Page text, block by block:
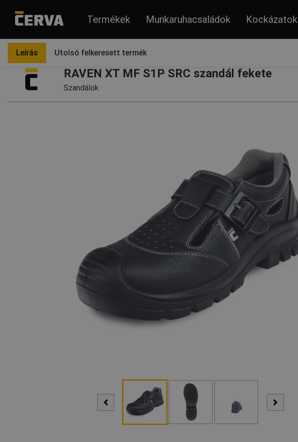
Termékek Munkaruhacsaládok Kockázatok
RAVEN XT MF S1P SRC szandál fekete
Szandálok
Leírás Utolsó felkeresett termék